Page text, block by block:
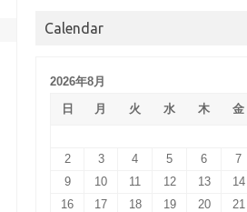
Calendar
2026年8月
日
月 火 水 木 金
2
3 4 5 6 7
9
10 11 12 13 14
16
17 18 19 20 21